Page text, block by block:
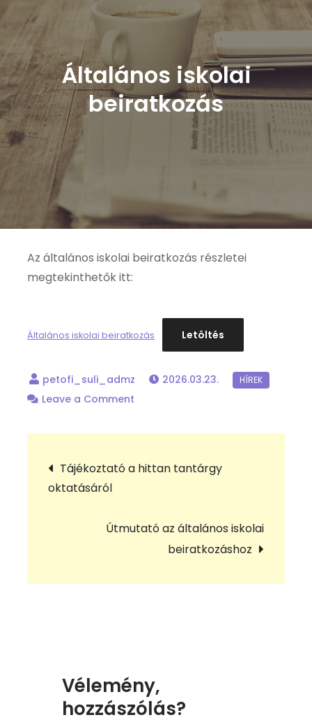
Általános iskolai
beiratkozás
Az általános iskolai beiratkozás részletei
megtekinthetők itt:
Általános iskolai beiratkozás Letöltés
2026.03.23.
Leave a Comment
iskolai
Bejegyzés
navigáció
Tájékoztató a hittan tantárgy
oktatásáról
Útmutató az általános iskolai
beiratkozáshoz
Vélemény,
hozzászólás?